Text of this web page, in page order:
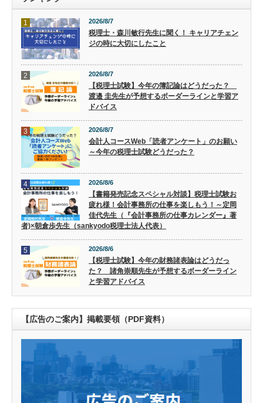
1 2026/8/7
税理士・森川敏行先生に聞く！ キャリアチェン
ジの時に大切にしたこと
2 2026/8/7
【税理士試験】今年の簿記論はどうだった？
渡邉 圭先生が予想するボーダーラインと学習ア
ドバイス
3 2026/8/7
会計人コースWeb「読者アンケート」のお願い
～今年の税理士試験どうだった？
4 2026/8/6
【書籍発売記念スペシャル対談】税理士試験お
疲れ様！会計事務所の仕事を楽しもう！～定岡
佳代先生（『会計事務所の仕事カレンダー』著
者)×朝倉歩先生（sankyodo税理士法人代表）
5 2026/8/6
【税理士試験】今年の財務諸表論はどうだっ
た？ 諸角崇順先生が予想するボーダーライン
と学習アドバイス
【広告のご案内】掲載要領（PDF資料）